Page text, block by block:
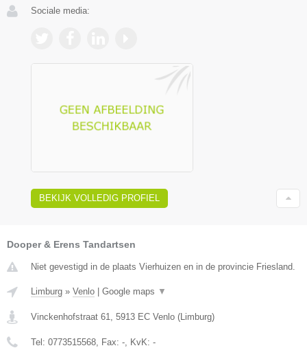
Sociale media:
BEKIJK VOLLEDIG PROFIEL
Dooper & Erens Tandartsen
Niet gevestigd in de plaats Vierhuizen en in de provincie Friesland.
Limburg » Venlo Google maps ▼
Vinckenhofstraat 61 5913 EC Venlo ( Limburg)
Tel: 0773515568 , Fax: - , KvK: -